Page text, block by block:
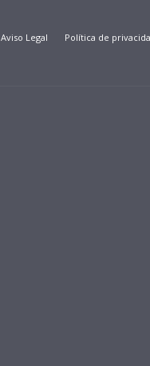
Aviso Legal Política de